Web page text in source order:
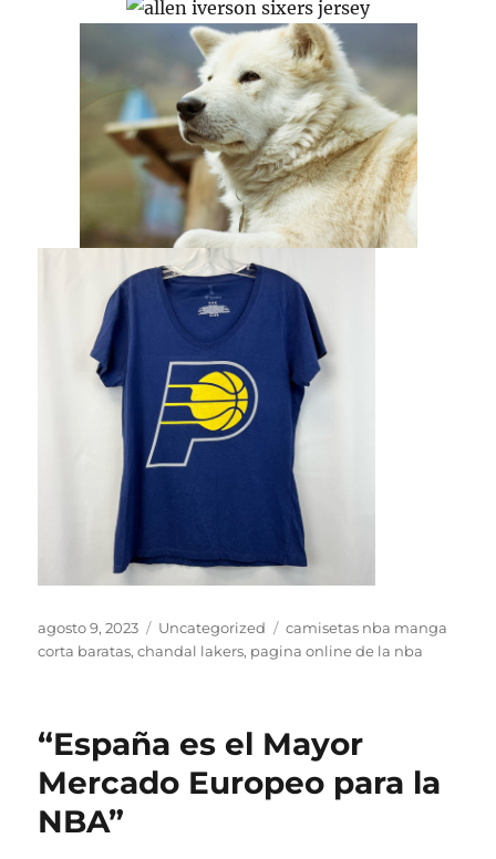
Publicado
el
agosto 9, 2023 Categorías
Uncategorized Etiquetas
camisetas nba manga
corta baratas,chandal lakers, pagina online de la nba
“España es el Mayor
Mercado Europeo para la
NBA”